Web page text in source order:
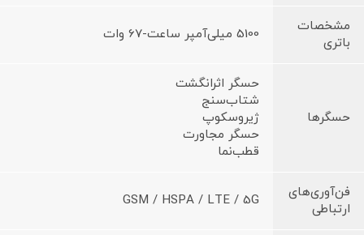
مشخصات
باتری
5100 میلی‌آمپر ساعت-67 وات‌
حسگرها
حسگر اثرانگشت
شتاب‌سنج
ژیروسکوپ
حسگر مجاورت
قطب‌نما
فن‌آوری‌های
ارتباطی
GSM / HSPA / LTE / 5G